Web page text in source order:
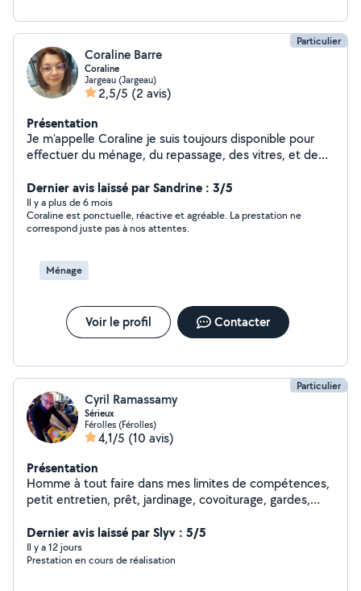
Particulier
Coraline Barre
Coraline
Jargeau (Jargeau)
2,5/5 (2 avis)
Présentation
Je m'appelle Coraline je suis toujours disponible pour
effectuer du ménage, du repassage, des vitres, et de
l'accompagnement auprès des personnes âgées c'est
mon métier depuis plus de 5 ans. Toujours à l'écoute de
vos attentes, dynamique, ponctuelle, sérieuse.
Dernier avis laissé par Sandrine : 3/5
Il y a plus de 6 mois
Coraline est ponctuelle, réactive et agréable. La prestation ne
correspond juste pas à nos attentes.
Ménage
Voir le profil Contacter
Particulier
Cyril Ramassamy
Sérieux
Férolles (Férolles)
4,1/5 (10 avis)
Présentation
Homme à tout faire dans mes limites de compétences,
petit entretien, prêt, jardinage, covoiturage, gardes,
Dernier avis laissé par Slyv : 5/5
Il y a 12 jours
Prestation en cours de réalisation